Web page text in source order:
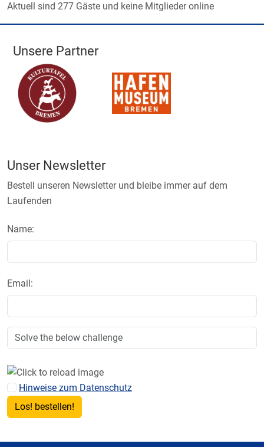
Aktuell sind 277 Gäste und keine Mitglieder online
Unsere Partner
Unser Newsletter
Bestell unseren Newsletter und bleibe immer auf dem
Laufenden
Name:
Email:
Hinweise zum Datenschutz